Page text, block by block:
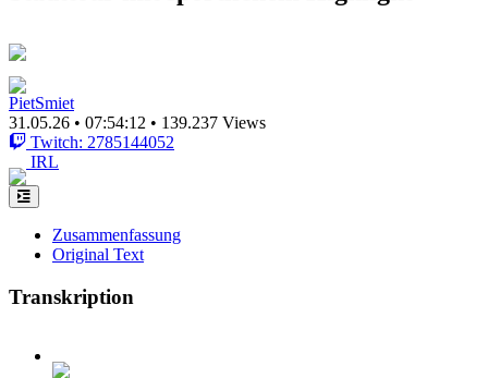
PietSmiet
31.05.26 • 07:54:12 • 139.237 Views
Twitch: 2785144052
IRL
Zusammenfassung
Original Text
Transkription